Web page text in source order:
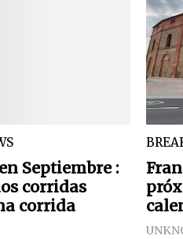
Septiembre :
corridas
corrida